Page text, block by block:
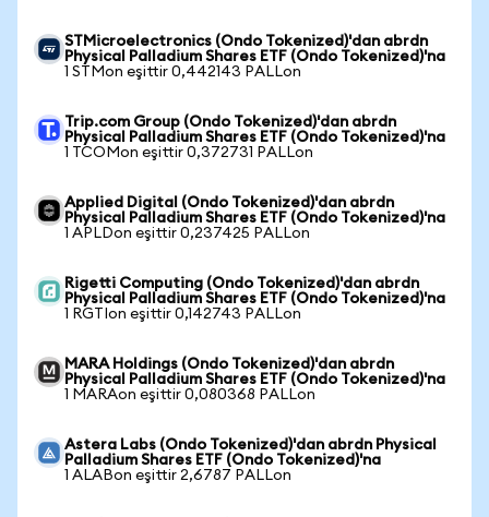
STMicroelectronics (Ondo Tokenized)'dan abrdn
Physical Palladium Shares ETF (Ondo Tokenized)'na
1 STMon eşittir 0,442143 PALLon
Trip.com Group (Ondo Tokenized)'dan abrdn
Physical Palladium Shares ETF (Ondo Tokenized)'na
1 TCOMon eşittir 0,372731 PALLon
Applied Digital (Ondo Tokenized)'dan abrdn
Physical Palladium Shares ETF (Ondo Tokenized)'na
1 APLDon eşittir 0,237425 PALLon
Rigetti Computing (Ondo Tokenized)'dan abrdn
Physical Palladium Shares ETF (Ondo Tokenized)'na
1 RGTIon eşittir 0,142743 PALLon
MARA Holdings (Ondo Tokenized)'dan abrdn
Physical Palladium Shares ETF (Ondo Tokenized)'na
1 MARAon eşittir 0,080368 PALLon
Astera Labs (Ondo Tokenized)'dan abrdn Physical
Palladium Shares ETF (Ondo Tokenized)'na
1 ALABon eşittir 2,6787 PALLon